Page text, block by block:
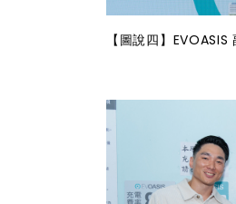
【圖說四】